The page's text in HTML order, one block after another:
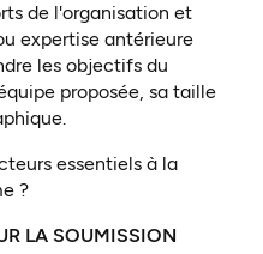
de l'organisation et
expertise antérieure
les objectifs du
proposée, sa taille
essentiels à la
?
LA SOUMISSION